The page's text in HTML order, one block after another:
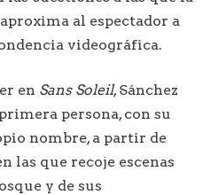
al espectador a
videográfica.
en Sans Soleil, Sánchez
persona, con su
nombre, a partir de
las que recoje escenas
y de sus